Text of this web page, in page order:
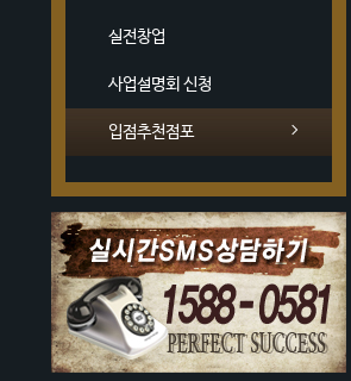
실전창업
사업설명회 신청
입점추천점포